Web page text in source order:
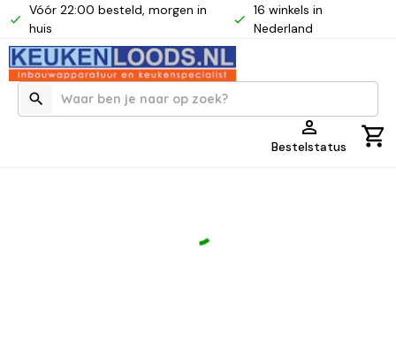
Vóór 22:00 besteld, morgen in
huis
16 winkels in
Nederland
Bestelstatus